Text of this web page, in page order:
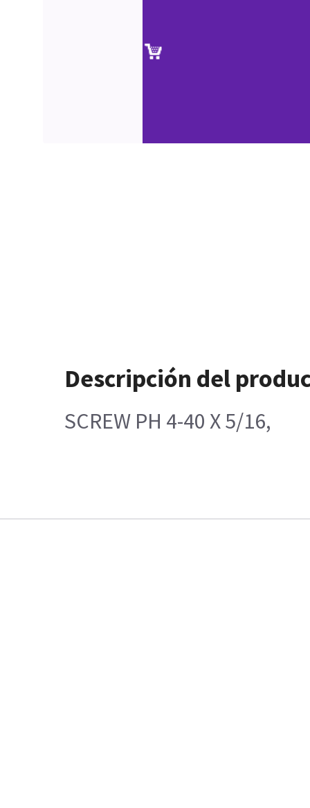
Descripción del
SCREW PH 4-40 X 5/16,